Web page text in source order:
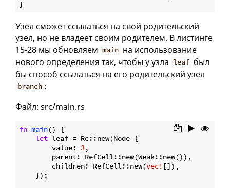
Узел сможет ссылаться на свой родительский
узел, но не владеет своим родителем. В листинге
15-28 мы обновляем main на использование
нового определения так, чтобы у узла leaf был
бы способ ссылаться на его родительский узел
branch :
Файл: src/main.rs
fn main() {
let leaf = Rc::new(Node {
        value:
3,
        parent: RefCell::new(Weak::new()),
        children: RefCell::new(
vec! []),
    });